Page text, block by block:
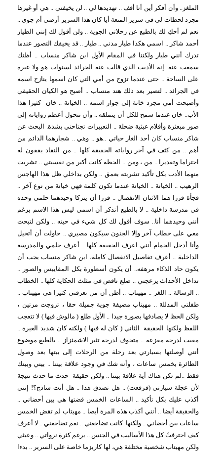
الملغز.. وأن أفكر أين أنا أقف .. تهديدها لي .. لن يخيفني .. هي أو غيرها
مجرد لحظات لي في سرير المتعة أيا كان هذا السرير أرضي أم جوي ..
نعم لم أحكِ لك بالطبع عن رحلاتي الجوية .. ولن أقول لك إنني الطيار
أحمد شاكر .. اسمي هكذا طيار مدني .. طيار .. قد يخيفك التصور عندما
تدرك أنني طيار ولكننا في المقام الأول ابن شاكر منساب .. أظنك
سمعت عنه. إنه الأديب الذي قالت عنه الجرائد لسنوات هو ولا غيره
على الساحة .. حتى عندما تزوج من أمي التي كان اسمها ينازح اسمه
في الجرائد .. لتصير بعد ذلك هند منساب .. أصبح هو الكيان الحقيقي
وأصبحت أمي مجرد خانة إلى جوار اسمه .. الخيانة .. خان
كثيرا هذا
الأب.. خان عندما سمح للكل أن يتملقه .. وأن تتحول أعظم رواياته إلى
صور مبعثرة وأفلام عبثية ضحلة .. التعبيرات تجتاحني بشدة. البحث عن
شاكر منساب كان أحد الغاز حياتي ..هو .. وهي .. شجارهما الدائم من
أهم .. من كثف في آخر رواياته الحقيقة كلها .. من النقاد يقفون له
احتراما وتقديرا .. من ، ومن .. الخطة كانت أكبر من نفسيتي .. تشربت
منهما الأدب بكل تأكيد تشربته بعمق .. ولكن بداخلي ظل هذا الهاجس
الرهيب .. الخيانة .. الخيانة عندما تكون كلمة فهي خيانة من نوع آخر ..
فجأة قررا هما الاثنان الانفصال .. قررا أن يتركا وحيدهما حلمي وحده
في مدرسة داخلية .. لا بالطبع أتذكر أن اسمي ليس هذا الاسم برغم
أنني وحيدهما أنا.. سوف أقول لك كل شيء في حينه .. ولكن لتبحث
معي على خطاب آخر وإلا الجنون سيكون مصيري .. حاولت أن أتخيل
وأنا أدخل الحمام أنني اعرف الحقيقة كلها .. أعرف حلمي والمدرسة
الداخلية .. أعرف تفاصيل الانفصال كاملة، ابن شاكر منساب يجب أن
يكون حاد الذكاء مرهفه.. أن يكون أسطورة بكل المقاييس والصور ..
تداخل الأحداث يزعجني .. ضلع ناقص في مثلث الحكاية كلها .. الخطاب
.. الرسالة .. اللغز .. مهيتاب .. أظن أن من تعرفني كثيرا هي مهيتاب ..
طفلتي المدللة .. مهيتاب مضيفة جوية جميلة حقا ، تزوجت مرتين ،
ولكن الحظ لا يصادفها بصورة جيدا .. الأول طلع ( مالوش فيها ) لا تتعجب
اللفظ ولكنها الحقيقة
الثاني ( كان له فيها ) ولكنه كان شديد الغيرة ..
مقيت لدرجة مفزعة .. متخوف لدرجة تثير الاشمئزاز .. بالطبع موضوع
أنني أوصلتها بسيارتي بعد رحلة من الرحلات إلى بيتها بعد وصول
الطائرة بخمس ساعات ، وأنه شك في وجود علاقة بيننا .. بيني وبينك
فقط ..لم تكن هناك أية علاقة بيننا .. ولكن حقيقة
حدث ما حدث نتيجة
لأن عجلة سيارتي (فرقعت) .. هل تصدق هذا .. هل أنت ساذج؟! إنني
أكذب عليك بكل تأكيد .. الساعات الخمس قضتها هي بين أحضاني ..
والحقيقة أيضا .. أنني أكذب هذه المرة أيضا .. مهيتاب لم تقض الخمس
ساعات بين أحضاني .. ولكنها كانت تضاجعني .. نعم تضاجعني .. لا أعرف
كيف احترفتْ كل هذا الأساليب في الجنس .. برغم كثرة نزواتي .. وعبثي
ولكن مهيتاب شخصية مختلفة هي، لها كاريزما خاصة على السرير .. بدءا